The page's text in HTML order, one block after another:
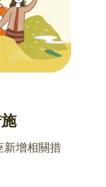
新增相關措